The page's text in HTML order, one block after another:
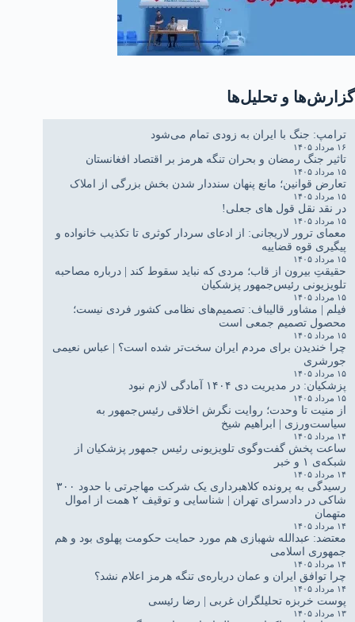
گزارش‌ها و تحلیل‌ها
ترامپ: جنگ با ایران به زودی تمام می‌شود
۱۶ مرداد ۱۴۰۵
تاثیر جنگ رمضان و بحران تنگه هرمز بر اقتصاد افغانستان
۱۵ مرداد ۱۴۰۵
تعارض قوانین؛ مانع پنهان سنددار شدن بخش بزرگی از املاک
۱۵ مرداد ۱۴۰۵
در نقد نقل قول های جعلی!
۱۵ مرداد ۱۴۰۵
معمای ترور لاریجانی: از ادعای سردار کوثری تا تکذیب خانواده و
پیگیری قوه قضاییه
۱۵ مرداد ۱۴۰۵
حقیقتِ بیرون از قاب؛ مردی که نباید سقوط کند | درباره مصاحبه
تلویزیونی رئیس‌جمهور پزشکیان
۱۵ مرداد ۱۴۰۵
فیلم | مشاور قالیباف: تصمیم‌های نظامی کشور فردی نیست؛
محصول تصمیم جمعی است
۱۵ مرداد ۱۴۰۵
چرا خندیدن برای مردم ایران سخت‌تر شده است؟ | عباس نعیمی
جورشری
۱۵ مرداد ۱۴۰۵
پزشکیان: در مدیریت دی ۱۴۰۴ آمادگی لازم نبود
۱۵ مرداد ۱۴۰۵
از منیت تا وحدت؛ روایت نگرش اخلاقی رئیس‌جمهور به
سیاست‌ورزی | ابراهیم شیخ
۱۴ مرداد ۱۴۰۵
ساعت پخش گفت‌وگوی تلویزیونی رئیس جمهور پزشکیان از
شبکه‌ی ۱ و خبر
۱۴ مرداد ۱۴۰۵
رسیدگی به پرونده کلاهبرداری یک شرکت مهاجرتی با حدود ۳۰۰
شاکی در دادسرای تهران | شناسایی و توقیف ۲ همت از اموال
متهمان
۱۴ مرداد ۱۴۰۵
معتضد: عبدالله شهبازی هم مورد حمایت حکومت پهلوی بود و هم
جمهوری اسلامی
۱۴ مرداد ۱۴۰۵
چرا توافق ایران و عمان درباره‌ی تنگه هرمز اعلام نشد؟
۱۴ مرداد ۱۴۰۵
پوست خربزه تحلیلگران غربی | رضا رئیسی
۱۳ مرداد ۱۴۰۵